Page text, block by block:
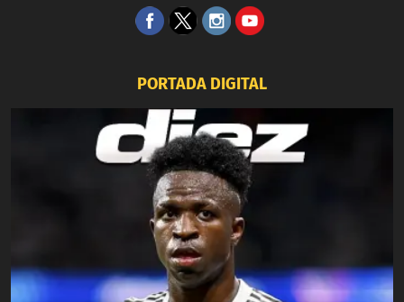
PORTADA DIGITAL